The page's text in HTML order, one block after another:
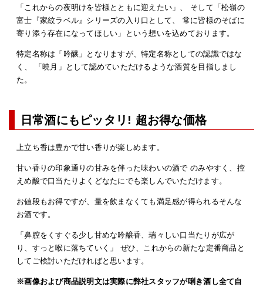
「これからの夜明けを皆様とともに迎えたい」、 そして「松嶺の
富士『家紋ラベル』シリーズの入り口として、 常に皆様のそばに
寄り添う存在になってほしい」という想いを込めております。
特定名称は「吟醸」となりますが、特定名称としての認識ではな
く、 「暁月」として認めていただけるような酒質を目指しまし
た。
日常酒にもピッタリ! 超お得な価格
上立ち香は豊かで甘い香りが楽しめます。
甘い香りの印象通りの甘みを伴った味わいの酒で のみやすく、控
えめ酸で口当たりよくどなたにでも楽しんでいただけます。
お値段もお得ですが、量を飲まなくても満足感が得られるそんな
お酒です。
「鼻腔をくすぐる少し甘めな吟醸香、瑞々しい口当たりが広が
り、すっと喉に落ちていく」 ぜひ、これからの新たな定番商品と
してご検討いただければと思います。
※画像および商品説明文は実際に弊社スタッフが唎き酒し全て自